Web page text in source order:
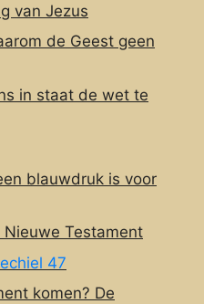
van Jezus
de Geest geen
in staat de wet te
blauwdruk is voor
Testament
47
komen? De